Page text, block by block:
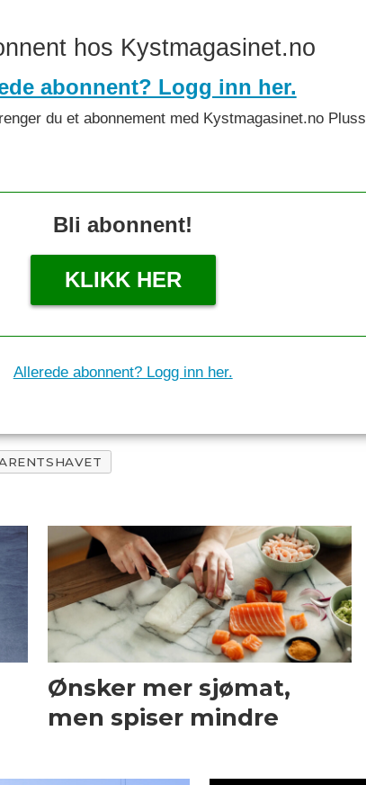
hos Kystmagasinet.no
abonnent? Logg inn her.
du et abonnement med Kystmagasinet.no
Bli abonnent!
KLIKK HER
Allerede abonnent? Logg inn her.
Ønsker mer sjømat,
men spiser mindre